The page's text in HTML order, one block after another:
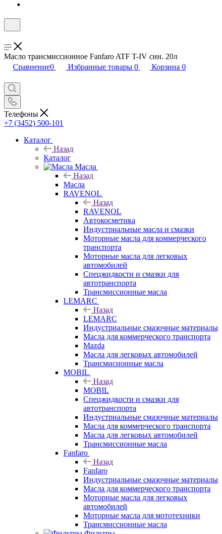
Масло трансмиссионное Fanfaro ATF T-IV син. 20л
Сравнение0 Избранные товары 0 Корзина 0
Телефоны
+7 (3452) 500-101
Каталог
Назад
Каталог
Масла
Назад
Масла
RAVENOL
Назад
RAVENOL
Автокосметика
Индустриальные масла и смазки
Моторные масла для коммерческого
транспорта
Моторные масла для легковых
автомобилей
Спецжидкости и смазки для
автотранспорта
Трансмиссионные масла
LEMARC
Назад
LEMARC
Индустриальные смазочные материалы
Масла для коммерческого транспорта
Mazda
Масла для легковых автомобилей
Трансмисионные масла
MOBIL
Назад
MOBIL
Cпецжидкости и смазки для
автотранспорта
Индустриальные смазочные материалы
Масла для коммерческого транспорта
Масла для легковых автомобилей
Трансмиссионные масла
Fanfaro
Назад
Fanfaro
Индустриальные смазочные материалы
Масла для коммерческого транспорта
Моторные масла для легковых
автомобилей
Моторные масла для мототехники
Трансмиссионные масла